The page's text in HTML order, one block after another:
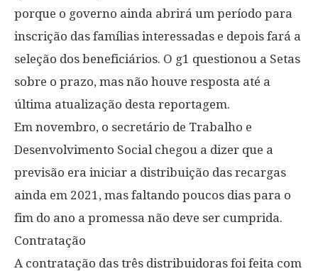
porque o governo ainda abrirá um período para
inscrição das famílias interessadas e depois fará a
seleção dos beneficiários. O g1 questionou a Setas
sobre o prazo, mas não houve resposta até a
última atualização desta reportagem.
Em novembro, o secretário de Trabalho e
Desenvolvimento Social chegou a dizer que a
previsão era iniciar a distribuição das recargas
ainda em 2021, mas faltando poucos dias para o
fim do ano a promessa não deve ser cumprida.
Contratação
A contratação das três distribuidoras foi feita com